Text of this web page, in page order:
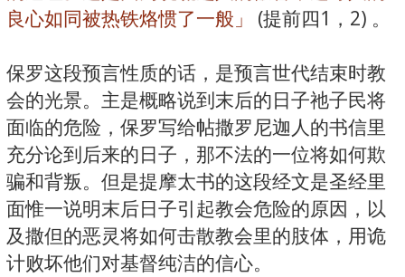
良心如同被热铁烙惯了一般」
(提前四1，2) 。
保罗这段预言性质的话，是预言世代结束时教
会的光景。主是概略说到末后的日子祂子民将
面临的危险，保罗写给帖撒罗尼迦人的书信里
充分论到后来的日子，那不法的一位将如何欺
骗和背叛。但是提摩太书的这段经文是圣经里
面惟一说明末后日子引起教会危险的原因，以
及撒但的恶灵将如何击散教会里的肢体，用诡
计败坏他们对基督纯洁的信心。